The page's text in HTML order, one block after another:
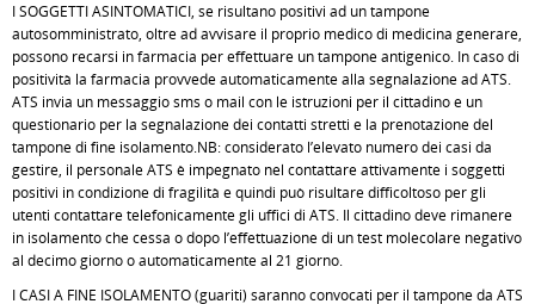
I SOGGETTI ASINTOMATICI, se risultano positivi ad un tampone
autosomministrato, oltre ad avvisare il proprio medico di medicina generare,
possono recarsi in farmacia per effettuare un tampone antigenico. In caso di
positività la farmacia provvede automaticamente alla segnalazione ad ATS.
ATS invia un messaggio sms o mail con le istruzioni per il cittadino e un
questionario per la segnalazione dei contatti stretti e la prenotazione del
tampone di fine isolamento.NB: considerato l’elevato numero dei casi da
gestire, il personale ATS è impegnato nel contattare attivamente i soggetti
positivi in condizione di fragilità e quindi può risultare difficoltoso per gli
utenti contattare telefonicamente gli uffici di ATS. Il cittadino deve rimanere
in isolamento che cessa o dopo l’effettuazione di un test molecolare negativo
al decimo giorno o automaticamente al 21 giorno.
I CASI A FINE ISOLAMENTO (guariti) saranno convocati per il tampone da ATS